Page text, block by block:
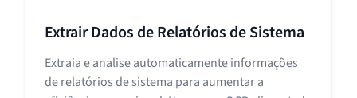
Extrair Dados de Relatórios de Sistema
Extraia e analise automaticamente informações
de relatórios de sistema para aumentar a